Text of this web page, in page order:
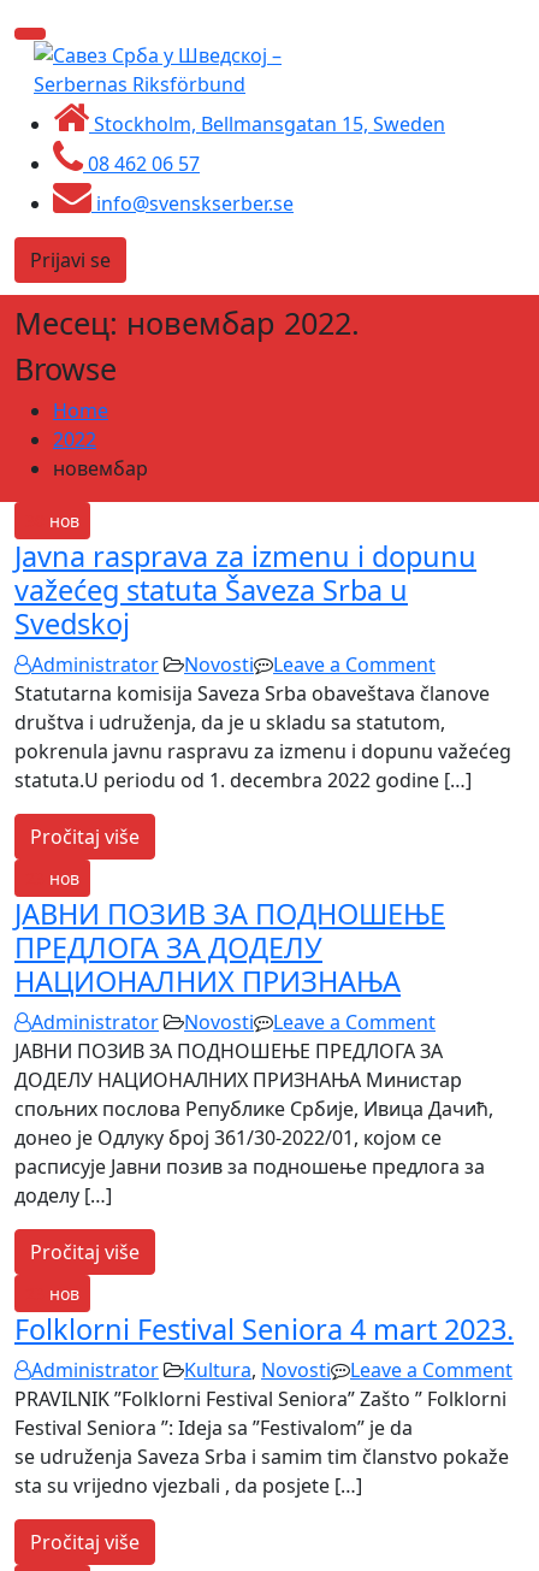
to
content
Toggle
navigation
Stockholm, Bellmansgatan 15, Sweden
08 462 06 57
info@svenskserber.se
Prijavi se
Месец: новембар 2022.
Browse
Home
2022
новембар
нов
Javna rasprava za izmenu i dopunu
važećeg statuta Šaveza Srba u
Svedskoj
Administrator Novosti Leave a Commenton
Javna
rasprava
za
izmenu
Šaveza
Statutarna komisija Saveza Srba obaveštava članove
društva i udruženja, da je u skladu sa statutom,
pokrenula javnu raspravu za izmenu i dopunu važećeg
statuta.U periodu od 1. decembra 2022 godine […]
Pročitaj više
нов
ЈАВНИ ПОЗИВ ЗА ПОДНОШЕЊЕ
ПРЕДЛОГА ЗА ДОДЕЛУ
НАЦИОНАЛНИХ ПРИЗНАЊА
Administrator Novosti Leave a Commenton
ЈАВНИ
ПОЗИВ
ЗА
ПРЕДЛОГА
ЈАВНИ ПОЗИВ ЗА ПОДНОШЕЊЕ ПРЕДЛОГА ЗА
ДОДЕЛУ НАЦИОНАЛНИХ ПРИЗНАЊА Министар
спољних послова Републике Србије, Ивица Дачић,
донео је Одлуку број 361/30-2022/01, којом се
расписује Јавни позив за подношење предлога за
доделу […]
Pročitaj više
нов
Folklorni Festival Seniora 4 mart 2023.
Administrator Kultura, Novosti Leave a Commenton
PRAVILNIK ”Folklorni Festival Seniora” Zašto ” Folklorni
Festival Seniora ”: Ideja sa ”Festivalom” je da
se udruženja Saveza Srba i samim tim članstvo pokaže
sta su vrijedno vjezbali , da posjete […]
Pročitaj više